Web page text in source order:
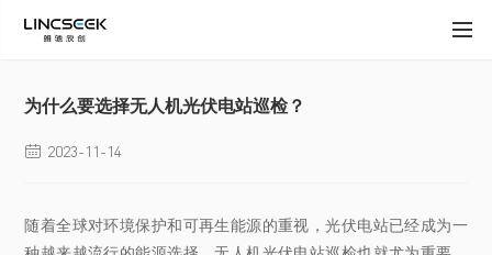
为什么要选择无人机光伏电站巡检？
 2023-11-14
随着全球对环境保护和可再生能源的重视，光伏电站已经成为一